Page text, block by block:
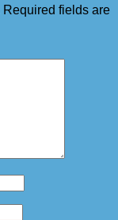
Required fields are